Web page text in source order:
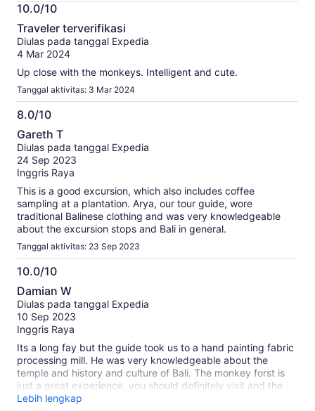
lebih
lanjut
tentang
ulasan
kami
10.0/10
10.0
dari
10
Traveler terverifikasi
Diulas pada tanggal Expedia
4 Mar 2024
Up close with the monkeys. Intelligent and cute.
Tanggal aktivitas: 3 Mar 2024
8.0/10
8.0
dari
10
Gareth T
Diulas pada tanggal Expedia
24 Sep 2023
Inggris Raya
This is a good excursion, which also includes coffee
sampling at a plantation. Arya, our tour guide, wore
traditional Balinese clothing and was very knowledgeable
about the excursion stops and Bali in general.
Tanggal aktivitas: 23 Sep 2023
10.0/10
10.0
dari
10
Damian W
Diulas pada tanggal Expedia
10 Sep 2023
Inggris Raya
Its a long fay but the guide took us to a hand painting fabric
processing mill. He was very knowledgeable about the
temple and history and culture of Bali. The monkey forst is
just a great experience, you should definitely visit and the
sunset at Tanha lot temple was just a great finish to the day.
Lebih lengkap